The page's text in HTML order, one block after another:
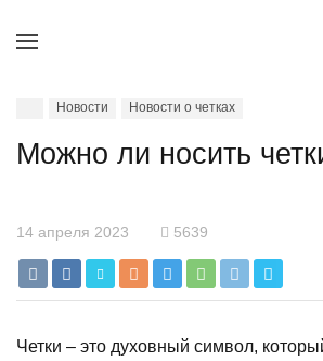
Новости Новости о четках
Можно ли носить
14 апреля 2023 5639
Четки – это духовный символ,